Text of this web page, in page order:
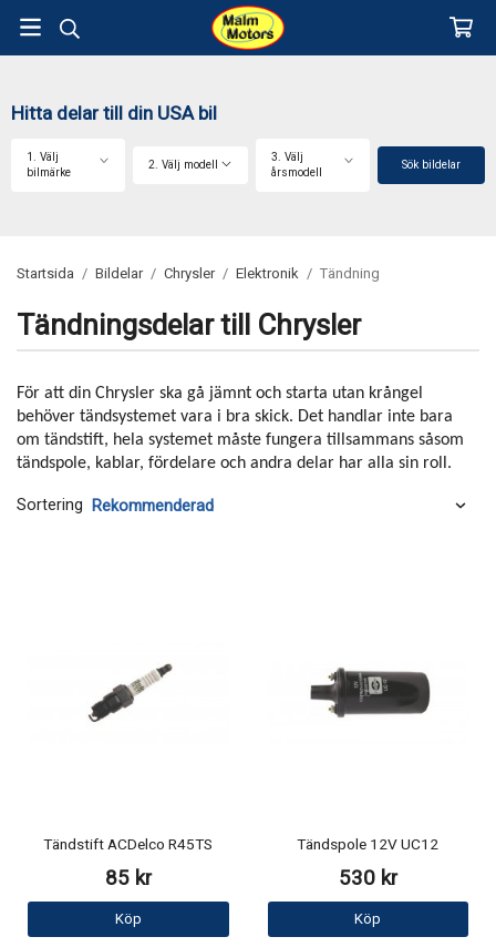
Hitta delar till din USA bil
1. Välj
bilmärke
2. Välj modell
3. Välj
årsmodell
Sök bildelar
Startsida / Bildelar / Chrysler / Elektronik / Tändning
Tändningsdelar till Chrysler
För att din Chrysler ska gå jämnt och starta utan krångel
behöver tändsystemet vara i bra skick. Det handlar inte bara
om tändstift, hela systemet måste fungera tillsammans såsom
tändspole, kablar, fördelare och andra delar har alla sin roll.
Sortering
Tändstift ACDelco R45TS
85 kr
Köp
Tändspole 12V UC12
530 kr
Köp